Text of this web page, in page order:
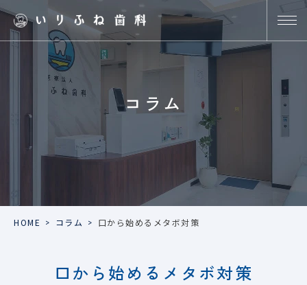
コラム
HOME > コラム > 口から始めるメタボ対策
口から始めるメタボ対策